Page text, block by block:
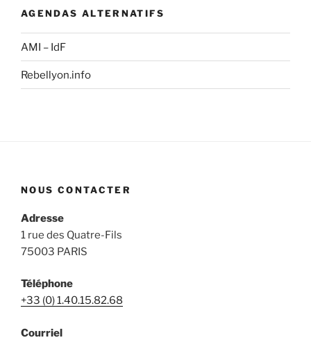
AGENDAS ALTERNATIFS
AMI – IdF
Rebellyon.info
NOUS CONTACTER
Adresse
1 rue des Quatre-Fils
75003 PARIS
Téléphone
+33 (0) 1.40.15.82.68
Courriel